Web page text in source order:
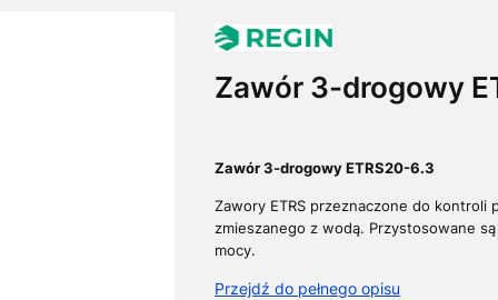
Zawór 3-drogowy
Zawór 3-drogowy ETRS20-6.3
Zawory ETRS przeznaczone do kontroli
zmieszanego z wodą. Przystosowane
mocy.
Przejdź do pełnego opisu